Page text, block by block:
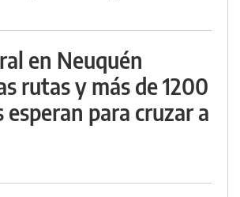
en Neuquén
rutas y más de 1200
esperan para cruzar a